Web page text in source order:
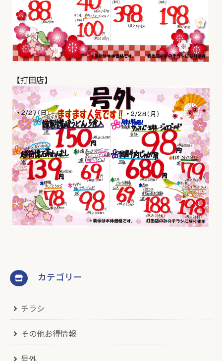
【打田店】
カテゴリー
チラシ
その他お得情報
号外